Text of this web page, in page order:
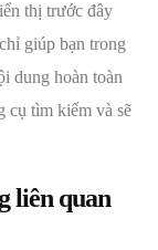
thị trước đây
giúp bạn trong
dung hoàn toàn
cụ tìm kiếm và sẽ
liên quan